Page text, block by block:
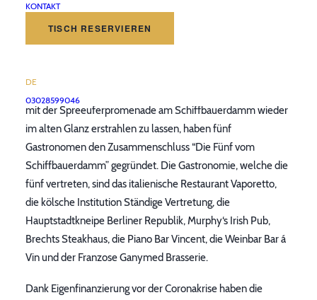
KONTAKT
TISCH RESERVIEREN
DE
03028599046
mit der Spreeuferpromenade am Schiffbauerdamm wieder
im alten Glanz erstrahlen zu lassen, haben fünf
Gastronomen den Zusammenschluss “Die Fünf vom
Schiffbauerdamm” gegründet. Die Gastronomie, welche die
fünf vertreten, sind das italienische Restaurant Vaporetto,
die kölsche Institution Ständige Vertretung, die
Hauptstadtkneipe Berliner Republik, Murphy‘s Irish Pub,
Brechts Steakhaus, die Piano Bar Vincent, die Weinbar Bar á
Vin und der Franzose Ganymed Brasserie.
Dank Eigenfinanzierung vor der Coronakrise haben die